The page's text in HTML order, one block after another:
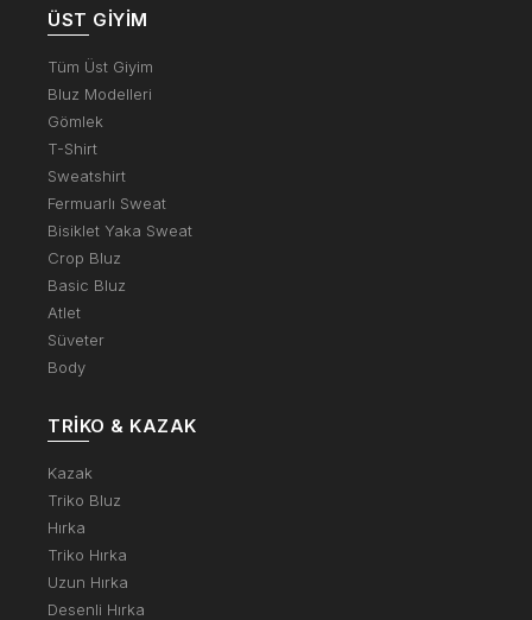
ÜST GIYIM
Tüm Üst Giyim
Bluz Modelleri
Gömlek
T-Shirt
Sweatshirt
Fermuarlı Sweat
Bisiklet Yaka Sweat
Crop Bluz
Basic Bluz
Atlet
Süveter
Body
TRIKO & KAZAK
Kazak
Triko Bluz
Hırka
Triko Hırka
Uzun Hırka
Desenli Hırka